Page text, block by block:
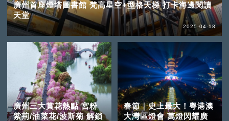
廣州首座燈塔圖書館 梵高星空+型格天梯 打卡海邊閱讀
天堂
2025-04-18
廣州三大賞花熱點 宮粉
紫荊/油菜花/波斯菊 解鎖
春節｜史上最大！粵港澳
大灣區燈會 萬燈閃耀廣